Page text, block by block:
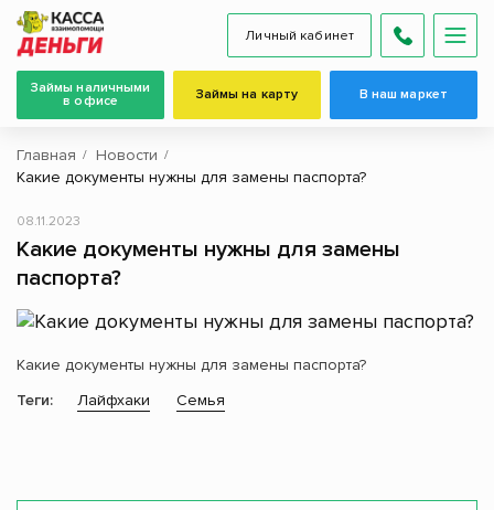
Личный кабинет
Займы наличными
в офисе
Займы на карту В наш маркет
Главная
Новости
Какие документы нужны для замены паспорта?
Какие документы нужны для замены
паспорта?
08.11.2023
Какие документы нужны для замены паспорта?
Теги:
Лайфхаки Семья